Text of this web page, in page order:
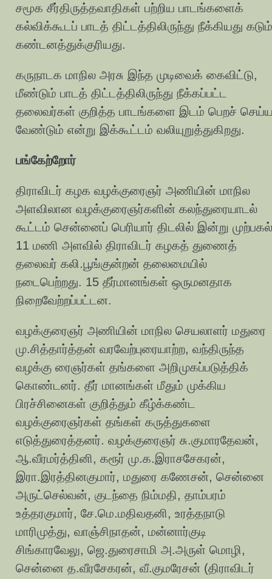
சமூக சீர்திருத்தவாதிகள் பற்றிய பாடங்களைக்
கல்விக்கூடப் பாடத் திட்டத்திலிருந்து நீக்கியது கடும்
கண்டனத்துக்குரியது.
கருநாடக மாநில அரசு இந்த முடிவைக் கைவிட்டு,
மீண்டும் பாடத் திட்டத்திலிருந்து நீக்கப்பட்ட
தலைவர்கள் குறித்த பாடங்களை இடம் பெறச்
வேண்டும் என்று இக்கூட்டம் வலியுறுத்துகிறது.
பங்கேற்றோர்
திராவிடர் கழக வழக்குரைஞர் அணியின் மாநில
அளவிலான வழக்குரைஞர்களின் கலந்துரையாடல்
கூட்டம் சென்னைப் பெரியார் திடலில் இன்று முற்பகல்
11 மணி அளவில் திராவிடர் கழகத் துணைத்
தலைவர் கலி.பூங்குன்றன் தலைமையில்
நடைபெற்றது. 15 தீர்மானங்கள் ஒருமனதாக
நிறைவேற்றப்பட்டன.
வழக்குரைஞர் அணியின் மாநில செயலாளர் மதுரை
மு.சித்தார்த்தன் வரவேற்புரையாற்ற, வந்திருந்த
வழக்கு ரைஞர்கள் தங்களை அறிமுகப்படுத்திக்
கொண்டனர். தீர் மானங்கள் மீதும் முக்கிய
பிரச்சினைகள் குறித்தும் கீழ்க்கண்ட
வழக்குரைஞர்கள் தங்கள் கருத்துகளை
எடுத்துரைத்தனர். வழக்குரைஞர் சு.குமாரதேவன்,
ஆ.வீரமர்த்தினி, கரூர் மு.க.இராசசேகரன்,
இரா.இரத்தினகுமார், மதுரை கணேசன், சென்னை
அருட்செல்வன், குடந்தை நிம்மதி, தாம்பரம்
உத்தரகுமார், சே.மெ.மதிவதனி, உரத்தநாடு
மாரிமுத்து, வாஞ்சிநாதன், மன்னார்குடி
சிங்காரவேலு, ஜெ.துரைசாமி அ.அருள் மொழி,
சென்னை த.வீரசேகரன், வீ.குமரேசன் (திராவிடர்